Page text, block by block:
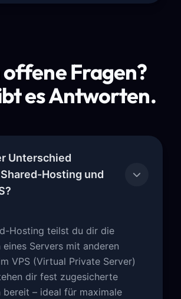
offene Fragen?
es Antworten.
Unterschied
Hosting und
Hosting teilst du dir die
eines Servers mit anderen
VPS (Virtual Private Server)
dir fest zugesicherte
bereit – ideal für maximale